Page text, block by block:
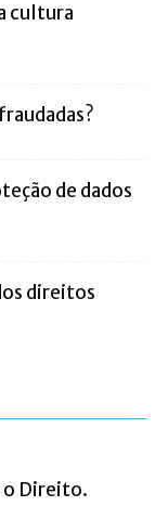
cultura
de dados
direitos
o Direito.